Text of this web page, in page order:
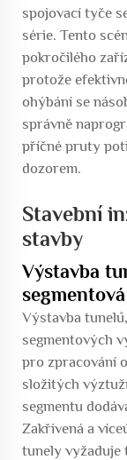
spojovací tyče
série. Tento
pokročilého
protože
ohýbání se
správně
příčné pruty
dozorem.
Stavební
stavby
Výstavba
Výstavba
segmentových
pro zpracování
složitých
segmentu
Zakřivená a
tunely vyžaduje